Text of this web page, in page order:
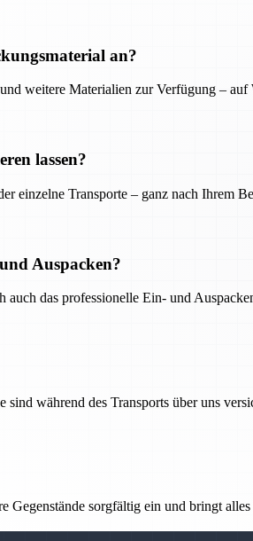
an?
weitere Materialien zur Verfügung –
lassen?
einzelne Transporte – ganz nach Ihrem
Auspacken?
auch das professionelle Ein- und
während des Transports über uns
Gegenstände sorgfältig ein und bringt